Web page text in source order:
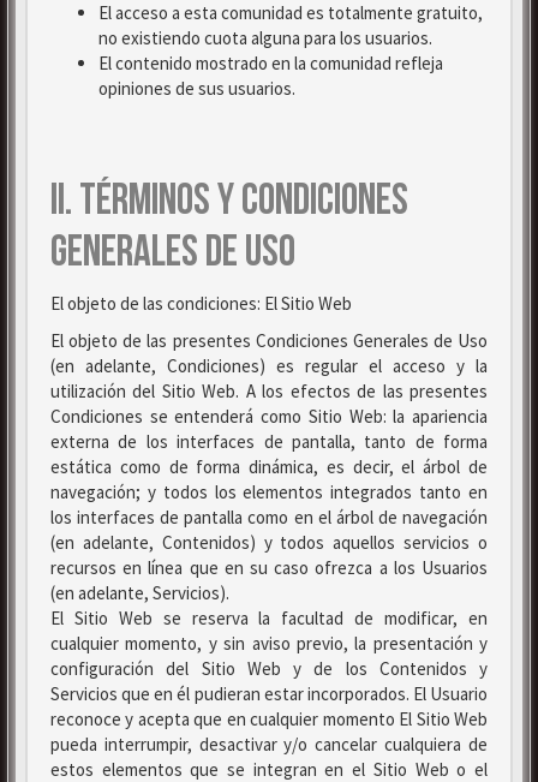
El acceso a esta comunidad es totalmente gratuito,
no existiendo cuota alguna para los usuarios.
El contenido mostrado en la comunidad refleja
opiniones de sus usuarios.
II. TÉRMINOS Y CONDICIONES
GENERALES DE USO
El objeto de las condiciones: El Sitio Web
El objeto de las presentes Condiciones Generales de Uso
(en adelante, Condiciones) es regular el acceso y la
utilización del Sitio Web. A los efectos de las presentes
Condiciones se entenderá como Sitio Web: la apariencia
externa de los interfaces de pantalla, tanto de forma
estática como de forma dinámica, es decir, el árbol de
navegación; y todos los elementos integrados tanto en
los interfaces de pantalla como en el árbol de navegación
(en adelante, Contenidos) y todos aquellos servicios o
recursos en línea que en su caso ofrezca a los Usuarios
(en adelante, Servicios).
El Sitio Web se reserva la facultad de modificar, en
cualquier momento, y sin aviso previo, la presentación y
configuración del Sitio Web y de los Contenidos y
Servicios que en él pudieran estar incorporados. El Usuario
reconoce y acepta que en cualquier momento El Sitio Web
pueda interrumpir, desactivar y/o cancelar cualquiera de
estos elementos que se integran en el Sitio Web o el